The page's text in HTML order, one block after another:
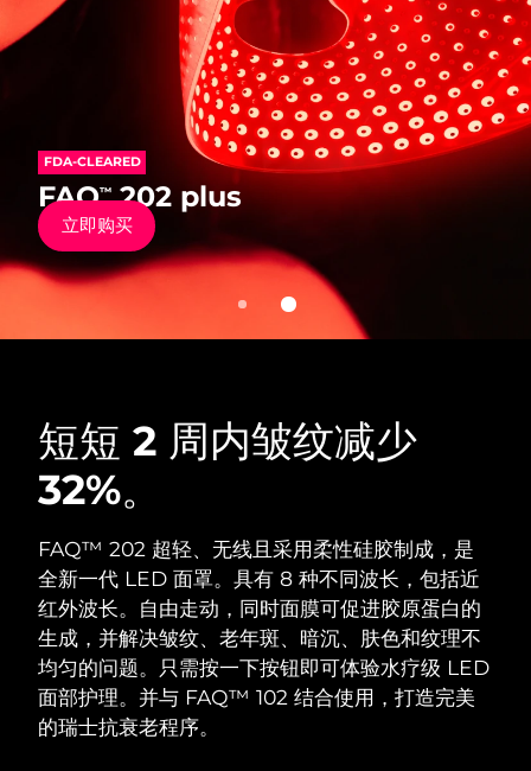
FAQ™202
抗老硅胶彩光面罩仪
立即购买
FDA-CLEARED
FAQ™202 plus
立即购买
短短 2 周内皱纹减少
32%。
FAQ™ 202 超轻、无线且采用柔性硅胶制成，是
全新一代 LED 面罩。具有 8 种不同波长，包括近
红外波长。自由走动，同时面膜可促进胶原蛋白的
生成，并解决皱纹、老年斑、暗沉、肤色和纹理不
均匀的问题。只需按一下按钮即可体验水疗级 LED
面部护理。并与 FAQ™ 102 结合使用，打造完美
的瑞士抗衰老程序。
热门产品
特别优惠 畅销产品
LUNA™ 4 套装
Anti-aging massage
LUNA™ 4 Plus
Massage, LED heating
BEAR™ 2 套装
Microcurrent toning
BEAR™ 2 go
Microcurrent toning on-the-go
补水保湿
UFO™ 3 套装
口腔护理
issa™ 4
FAQ™ 抗老护理
预计送达日期 8/10/26
预计送达日期8/13/26
法国 预计送达日期8/10/26
德国
加拿大
奥地利 预计送达日期
巴林
比利时 预计送达日期 8/10/26
百慕大 预计送达日期8/16/26
波斯尼亚和黑塞哥维那 预计送达日期8/13/26
文莱 预计送达日期8/15/26